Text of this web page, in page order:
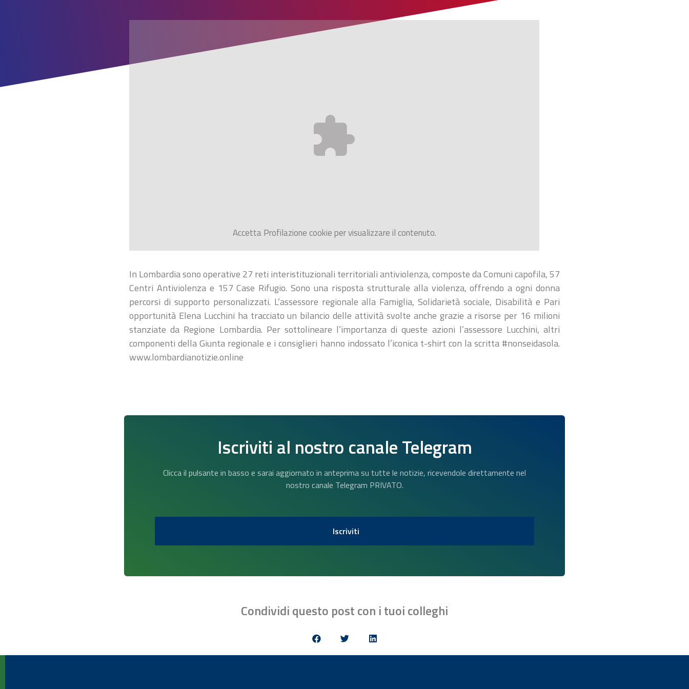
AccettaProfilazionecookie per visualizzare il contenuto.
In Lombardia sono operative 27 reti interistituzionali territoriali antiviolenza, composte da Comuni capofila, 57
Centri Antiviolenza e 157 Case Rifugio. Sono una risposta strutturale alla violenza, offrendo a ogni donna
percorsi di supporto personalizzati. L’assessore regionale alla Famiglia, Solidarietà sociale, Disabilità e Pari
opportunità Elena Lucchini ha tracciato un bilancio delle attività svolte anche grazie a risorse per 16 milioni
stanziate da Regione Lombardia. Per sottolineare l’importanza di queste azioni l’assessore Lucchini, altri
componenti della Giunta regionale e i consiglieri hanno indossato l’iconica t-shirt con la scritta #nonseidasola.
www.lombardianotizie.online
Iscriviti al nostro canale Telegram
Clicca il pulsante in basso e sarai aggiornato in anteprima su tutte le notizie, ricevendole direttamente nel
nostro canale Telegram PRIVATO.
Iscriviti
Condividi questo post con i tuoi colleghi